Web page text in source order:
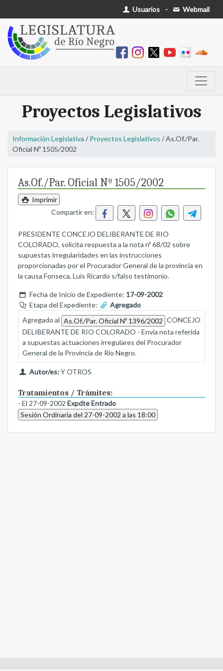
Usuarios - Webmail
Proyectos Legislativos
Información Legislativa / Proyectos Legislativos / As.Of./Par.
Oficial Nº 1505/2002
As.Of./Par. Oficial Nº 1505/2002
Imprimir
Compartir en:
PRESIDENTE CONCEJO DELIBERANTE DE RIO
COLORADO, solicita respuesta a la nota nº 68/02 sobre
supuestas irregularidades en las instrucciones
proporcionadas por el Procurador General de la provincia en
la causa Fonseca, Luis Ricardo s/falso testimonio.
Fecha de Inicio de Expediente: 17-09-2002
Etapa del Expediente:
Agregado
Agregado al As.Of./Par. Oficial Nº 1396/2002 CONCEJO
DELIBERANTE DE RIO COLORADO - Envía nota referida
a supuestas actuaciones irregulares del Procurador
General de la Provincia de Río Negro.
Autor/es:Y OTROS
Tratamientos / Trámites:
- El 27-09-2002 Expdte Entrado
Sesión Ordinaria del 27-09-2002 a las 18:00